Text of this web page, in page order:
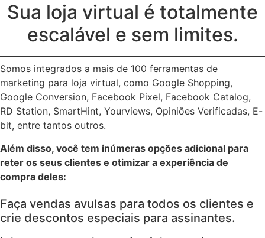
Sua loja virtual é totalmente
escalável e sem limites.
Somos integrados a mais de 100 ferramentas de
marketing para loja virtual, como Google Shopping,
Google Conversion, Facebook Pixel, Facebook Catalog,
RD Station, SmartHint, Yourviews, Opiniões Verificadas, E-
bit, entre tantos outros.
Além disso, você tem inúmeras opções adicional para
reter os seus clientes e otimizar a experiência de
compra deles:
Faça vendas avulsas para todos os clientes e
crie descontos especiais para assinantes.